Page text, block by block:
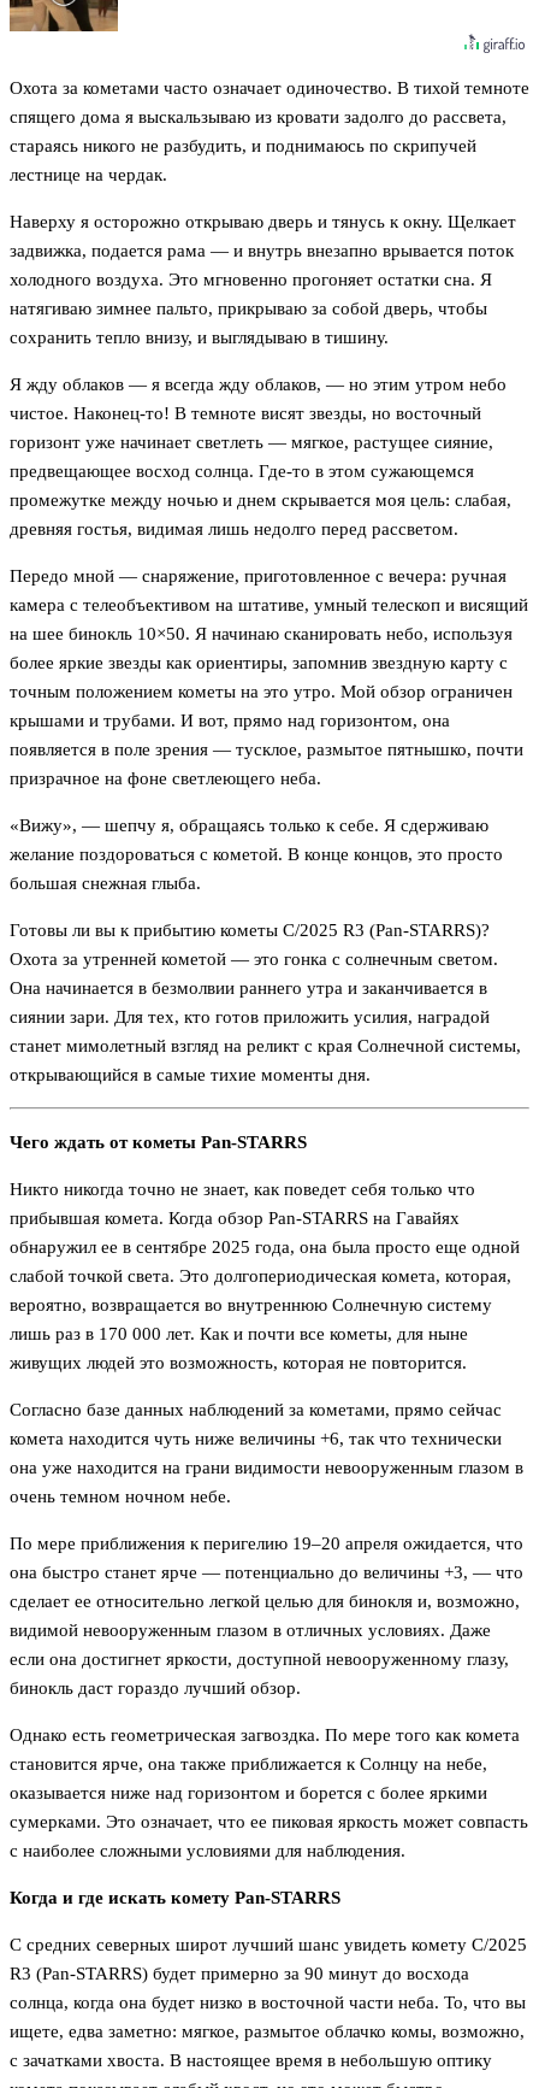
Охота за кометами часто означает одиночество. В тихой темноте
спящего дома я выскальзываю из кровати задолго до рассвета,
стараясь никого не разбудить, и поднимаюсь по скрипучей
лестнице на чердак.
Наверху я осторожно открываю дверь и тянусь к окну. Щелкает
задвижка, подается рама — и внутрь внезапно врывается поток
холодного воздуха. Это мгновенно прогоняет остатки сна. Я
натягиваю зимнее пальто, прикрываю за собой дверь, чтобы
сохранить тепло внизу, и выглядываю в тишину.
Я жду облаков — я всегда жду облаков, — но этим утром небо
чистое. Наконец-то! В темноте висят звезды, но восточный
горизонт уже начинает светлеть — мягкое, растущее сияние,
предвещающее восход солнца. Где-то в этом сужающемся
промежутке между ночью и днем скрывается моя цель: слабая,
древняя гостья, видимая лишь недолго перед рассветом.
Передо мной — снаряжение, приготовленное с вечера: ручная
камера с телеобъективом на штативе, умный телескоп и висящий
на шее бинокль 10×50. Я начинаю сканировать небо, используя
более яркие звезды как ориентиры, запомнив звездную карту с
точным положением кометы на это утро. Мой обзор ограничен
крышами и трубами. И вот, прямо над горизонтом, она
появляется в поле зрения — тусклое, размытое пятнышко, почти
призрачное на фоне светлеющего неба.
«Вижу», — шепчу я, обращаясь только к себе. Я сдерживаю
желание поздороваться с кометой. В конце концов, это просто
большая снежная глыба.
Готовы ли вы к прибытию кометы C/2025 R3 (Pan-STARRS)?
Охота за утренней кометой — это гонка с солнечным светом.
Она начинается в безмолвии раннего утра и заканчивается в
сиянии зари. Для тех, кто готов приложить усилия, наградой
станет мимолетный взгляд на реликт с края Солнечной системы,
открывающийся в самые тихие моменты дня.
Чего ждать от кометы Pan-STARRS
Никто никогда точно не знает, как поведет себя только что
прибывшая комета. Когда обзор Pan-STARRS на Гавайях
обнаружил ее в сентябре 2025 года, она была просто еще одной
слабой точкой света. Это долгопериодическая комета, которая,
вероятно, возвращается во внутреннюю Солнечную систему
лишь раз в 170 000 лет. Как и почти все кометы, для ныне
живущих людей это возможность, которая не повторится.
Согласно базе данных наблюдений за кометами, прямо сейчас
комета находится чуть ниже величины +6, так что технически
она уже находится на грани видимости невооруженным глазом в
очень темном ночном небе.
По мере приближения к перигелию 19–20 апреля ожидается, что
она быстро станет ярче — потенциально до величины +3, — что
сделает ее относительно легкой целью для бинокля и, возможно,
видимой невооруженным глазом в отличных условиях. Даже
если она достигнет яркости, доступной невооруженному глазу,
бинокль даст гораздо лучший обзор.
Однако есть геометрическая загвоздка. По мере того как комета
становится ярче, она также приближается к Солнцу на небе,
оказывается ниже над горизонтом и борется с более яркими
сумерками. Это означает, что ее пиковая яркость может совпасть
с наиболее сложными условиями для наблюдения.
Когда и где искать комету Pan-STARRS
С средних северных широт лучший шанс увидеть комету C/2025
R3 (Pan-STARRS) будет примерно за 90 минут до восхода
солнца, когда она будет низко в восточной части неба. То, что вы
ищете, едва заметно: мягкое, размытое облачко комы, возможно,
с зачатками хвоста. В настоящее время в небольшую оптику